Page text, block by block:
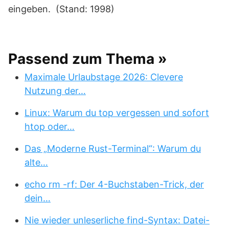
eingeben. (Stand: 1998)
Passend zum Thema »
Maximale Urlaubstage 2026: Clevere
Nutzung der…
Linux: Warum du top vergessen und sofort
htop oder…
Das „Moderne Rust-Terminal“: Warum du
alte…
echo rm -rf: Der 4-Buchstaben-Trick, der
dein…
Nie wieder unleserliche find-Syntax: Datei-